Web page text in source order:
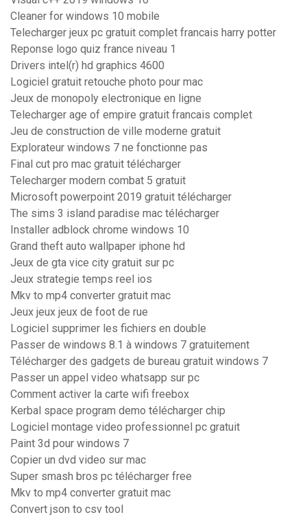
Cleaner for windows 10 mobile
Telecharger jeux pc gratuit complet francais harry potter
Reponse logo quiz france niveau 1
Drivers intel(r) hd graphics 4600
Logiciel gratuit retouche photo pour mac
Jeux de monopoly electronique en ligne
Telecharger age of empire gratuit francais complet
Jeu de construction de ville moderne gratuit
Explorateur windows 7 ne fonctionne pas
Final cut pro mac gratuit télécharger
Telecharger modern combat 5 gratuit
Microsoft powerpoint 2019 gratuit télécharger
The sims 3 island paradise mac télécharger
Installer adblock chrome windows 10
Grand theft auto wallpaper iphone hd
Jeux de gta vice city gratuit sur pc
Jeux strategie temps reel ios
Mkv to mp4 converter gratuit mac
Jeux jeux jeux de foot de rue
Logiciel supprimer les fichiers en double
Passer de windows 8.1 à windows 7 gratuitement
Télécharger des gadgets de bureau gratuit windows 7
Passer un appel video whatsapp sur pc
Comment activer la carte wifi freebox
Kerbal space program demo télécharger chip
Logiciel montage video professionnel pc gratuit
Paint 3d pour windows 7
Copier un dvd video sur mac
Super smash bros pc télécharger free
Mkv to mp4 converter gratuit mac
Convert json to csv tool